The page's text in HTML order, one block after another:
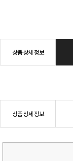
상품 상세 정보
상품 상세 정보